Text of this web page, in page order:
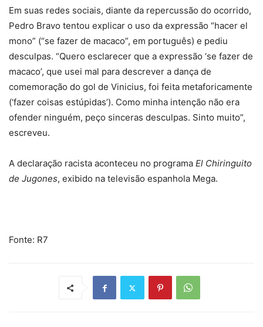
Em suas redes sociais, diante da repercussão do ocorrido,
Pedro Bravo tentou explicar o uso da expressão “hacer el
mono” (“se fazer de macaco”, em português) e pediu
desculpas. “Quero esclarecer que a expressão ‘se fazer de
macaco’, que usei mal para descrever a dança de
comemoração do gol de Vinicius, foi feita metaforicamente
(‘fazer coisas estúpidas’). Como minha intenção não era
ofender ninguém, peço sinceras desculpas. Sinto muito”,
escreveu.
A declaração racista aconteceu no programa El Chiringuito
de Jugones, exibido na televisão espanhola Mega.
Fonte: R7